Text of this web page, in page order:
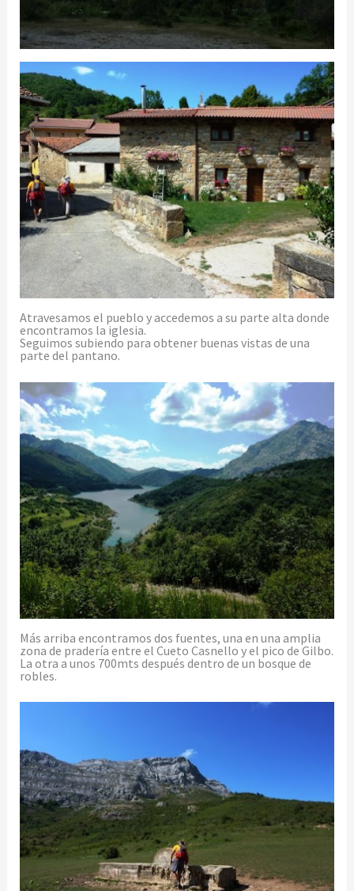
Atravesamos el pueblo y accedemos a su parte alta donde
encontramos la iglesia.
Seguimos subiendo para obtener buenas vistas de una
parte del pantano.
Más arriba encontramos dos fuentes, una en una amplia
zona de pradería entre el Cueto Casnello y el pico de Gilbo.
La otra a unos 700mts después dentro de un bosque de
robles.